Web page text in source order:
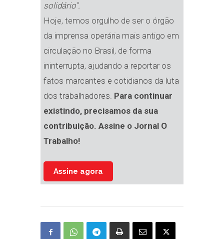
solidário".
Hoje, temos orgulho de ser o órgão
da imprensa operária mais antigo em
circulação no Brasil, de forma
ininterrupta, ajudando a reportar os
fatos marcantes e cotidianos da luta
dos trabalhadores. Para continuar
existindo, precisamos da sua
contribuição. Assine o Jornal O
Trabalho!
Assine agora